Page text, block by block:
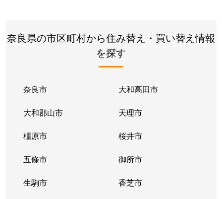
奈良県の市区町村から住み替え・買い替え情報
を探す
奈良市 大和高田市
大和郡山市 天理市
橿原市 桜井市
五條市 御所市
生駒市 香芝市